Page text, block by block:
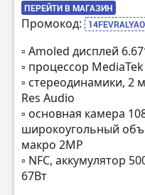
ПЕРЕЙТИ В МАГАЗИН
Промокод:
▫️ Amoled дисплей
▫️ процессор
▫️ стереодинамики, 2
Res Audio
▫️ основная камера
широкоугольный
макро 2MP
▫️ NFC, аккумулятор
67Вт